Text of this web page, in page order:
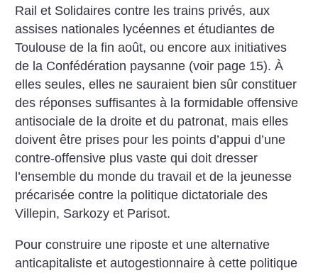
Rail et Solidaires contre les trains privés, aux
assises nationales lycéennes et étudiantes de
Toulouse de la fin août, ou encore aux initiatives
de la Confédération paysanne (voir page 15). À
elles seules, elles ne sauraient bien sûr constituer
des réponses suffisantes à la formidable offensive
antisociale de la droite et du patronat, mais elles
doivent être prises pour les points d’appui d’une
contre-offensive plus vaste qui doit dresser
l’ensemble du monde du travail et de la jeunesse
précarisée contre la politique dictatoriale des
Villepin, Sarkozy et Parisot.
Pour construire une riposte et une alternative
anticapitaliste et autogestionnaire à cette politique